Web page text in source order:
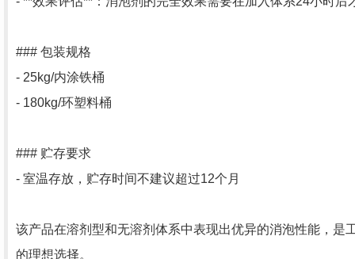
### 包装规格
- 25kg/内涂铁桶
- 180kg/环塑料桶
### 贮存要求
- 室温存放，贮存时间不建议超过12个月
该产品在溶剂型和无溶剂体系中表现出优异的消泡性能，是
的理想选择。